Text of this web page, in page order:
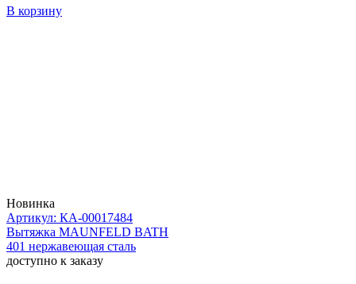
В корзину
Новинка
Артикул: КА-00017484
Вытяжка MAUNFELD BATH
401 нержавеющая сталь
доступно к заказу